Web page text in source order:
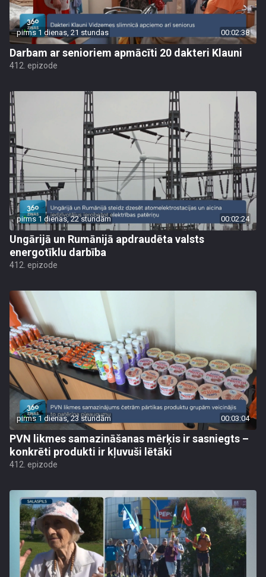
pirms 1 dienas, 21 stundas 00:02:38
Darbam ar senioriem apmācīti 20 dakteri Klauni
412. epizode
pirms 1 dienas, 22 stundām 00:02:24
Ungārijā un Rumānijā apdraudēta valsts
energotīklu darbība
412. epizode
pirms 1 dienas, 23 stundām 00:03:04
PVN likmes samazināšanas mērķis ir sasniegts –
konkrēti produkti ir kļuvuši lētāki
412. epizode